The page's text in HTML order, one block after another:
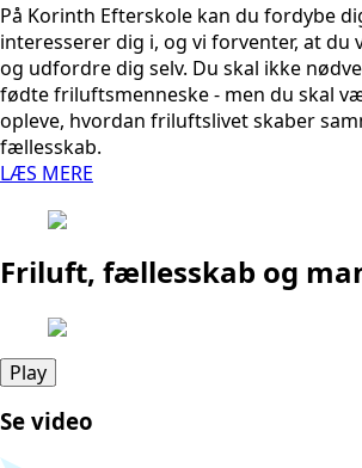
På Korinth Efterskole kan du fordybe
interesserer dig i, og vi forventer, at du
og udfordre dig selv. Du skal ikke
fødte friluftsmenneske - men du skal
opleve, hvordan friluftslivet skaber
fællesskab.
LÆS MERE
Friluft, fællesskab og
Play
Se video